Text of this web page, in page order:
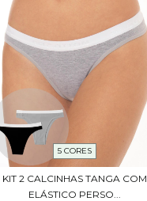
5 CORES
KIT 2 CALCINHAS TANGA COM
ELÁSTICO PERSO...